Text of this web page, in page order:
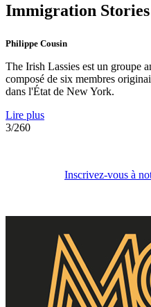
Immigration Stories
Philippe Cousin
The Irish Lassies est un groupe
composé de six membres
dans l'État de New York.
Lire plus
3/260
Inscrivez-vous à